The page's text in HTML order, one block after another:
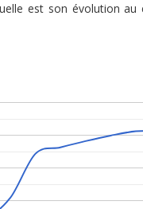
est son évolution